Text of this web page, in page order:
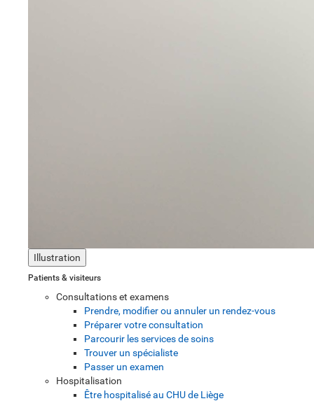
Illustration
Patients & visiteurs
Consultations et examens
Prendre, modifier ou annuler un rendez-vous
Préparer votre consultation
Parcourir les services de soins
Trouver un spécialiste
Passer un examen
Hospitalisation
Être hospitalisé au CHU de Liège